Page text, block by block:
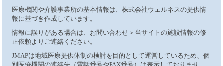
医療機関や介護事業所の基本情報は、株式会社ウェルネスの提供情
報に基づき作成しています。
情報に誤りがある場合は、お問い合わせ＞当サイトの施設情報の修
正依頼よりご連絡ください。
JMAPは地域医療提供体制の検討を目的として運営しているため、個
別医療機関の連絡先（電話番号やFAX番号）は表示しておりませ